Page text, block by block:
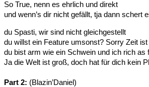
So True, nenn es ehrlich und direkt
und wenn’s dir nicht gefällt, tja dann schert
du Spasti, wir sind nicht gleichgestellt
du willst ein Feature umsonst? Sorry Zeit ist
du bist arm wie ein Schwein und ich rich as
Ja die Welt ist groß, doch hat für dich kein
Part 2: (Blazin’Daniel)